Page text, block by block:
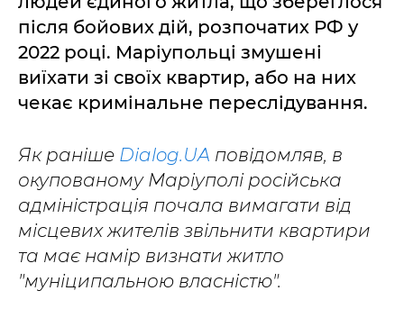
після бойових дій, розпочатих РФ у
2022 році. Маріупольці змушені
виїхати зі своїх квартир, або на них
чекає кримінальне переслідування.
Як раніше Dialog.UA повідомляв, в
окупованому Маріуполі російська
адміністрація почала вимагати від
місцевих жителів звільнити квартири
та має намір визнати житло
"муніципальною власністю".